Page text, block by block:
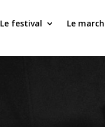
Le festival Le